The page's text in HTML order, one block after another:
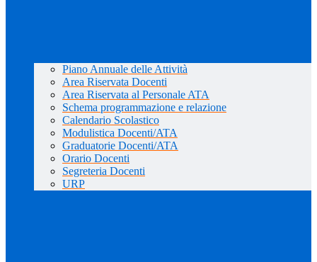
Piano Annuale delle Attività
Area Riservata Docenti
Area Riservata al Personale ATA
Schema programmazione e relazione
Calendario Scolastico
Modulistica Docenti/ATA
Graduatorie Docenti/ATA
Orario Docenti
Segreteria Docenti
URP